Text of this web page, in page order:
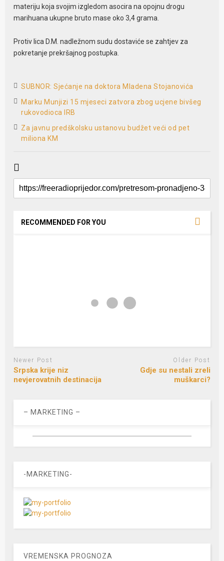
materiju koja svojim izgledom asocira na opojnu drogu
marihuana ukupne bruto mase oko 3,4 grama.
Protiv lica D.M. nadležnom sudu dostaviće se zahtjev za
pokretanje prekršajnog postupka.
SUBNOR: Sjećanje na doktora Mladena Stojanovića
Marku Munjizi 15 mjeseci zatvora zbog ucjene bivšeg
rukovodioca IRB
Za javnu predškolsku ustanovu budžet veći od pet
miliona KM
RECOMMENDED FOR YOU
Newer Post
Srpska krije niz
nevjerovatnih destinacija
Older Post
Gdje su nestali zreli
muškarci?
– MARKETING –
-MARKETING-
VREMENSKA PROGNOZA